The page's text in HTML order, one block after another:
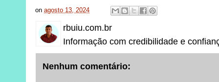
onagosto 13, 2024
rbuiu.com.br
Informação com credibilidade e
Nenhum comentário: